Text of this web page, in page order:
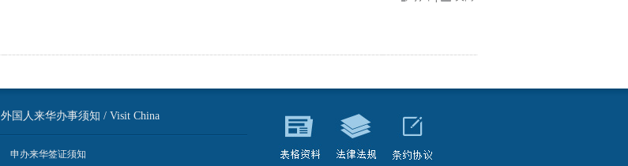
外国人来华办事须知 / Visit China
申办来华签证须知